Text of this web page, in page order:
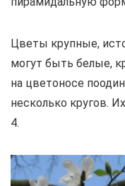
Цветы крупные,
могут быть белые,
на цветоносе
несколько кругов.
4.